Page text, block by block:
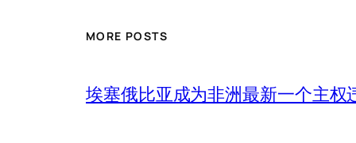
MORE POSTS
埃塞俄比亚成为非洲最新一个主权